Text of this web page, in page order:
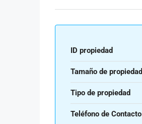
ID propiedad
Tamaño de propiedad
Tipo de propiedad
Teléfono de Contacto